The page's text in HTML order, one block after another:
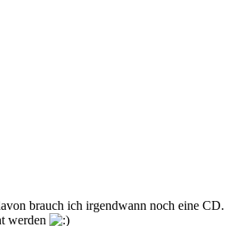
brauch ich irgendwann noch eine CD.
werden